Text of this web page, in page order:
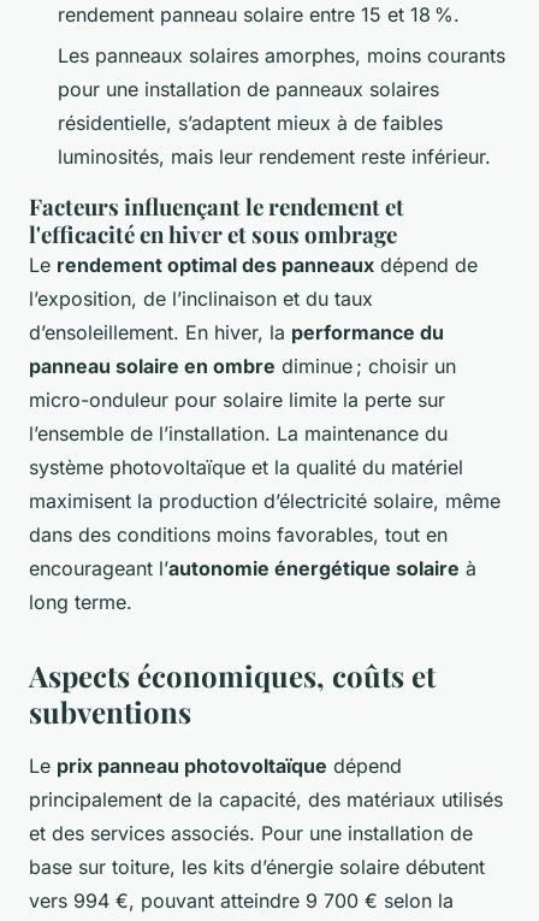
rendement panneau solaire entre 15 et 18 %.
Les panneaux solaires amorphes, moins courants
pour une installation de panneaux solaires
résidentielle, s’adaptent mieux à de faibles
luminosités, mais leur rendement reste inférieur.
Facteurs influençant le rendement et
l'efficacité en hiver et sous ombrage
Le rendement optimal des panneaux dépend de
l’exposition, de l’inclinaison et du taux
d’ensoleillement. En hiver, la performance du
panneau solaire en ombre diminue ; choisir un
micro-onduleur pour solaire limite la perte sur
l’ensemble de l’installation. La maintenance du
système photovoltaïque et la qualité du matériel
maximisent la production d’électricité solaire, même
dans des conditions moins favorables, tout en
encourageant l’autonomie énergétique solaire à
long terme.
Aspects économiques, coûts et
subventions
Le prix panneau photovoltaïque dépend
principalement de la capacité, des matériaux utilisés
et des services associés. Pour une installation de
base sur toiture, les kits d’énergie solaire débutent
vers 994 €, pouvant atteindre 9 700 € selon la